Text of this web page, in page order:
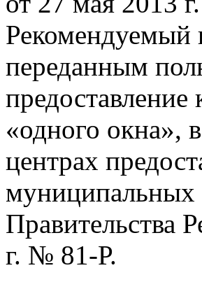
Рекомендуемый
переданным
«одного окна»,
центрах
муниципальных
Правительства
г. № 81-Р.